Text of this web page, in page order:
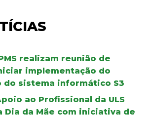
realizam reunião de
implementação do
sistema informático S3
ao Profissional da ULS
Dia da Mãe com iniciativa de